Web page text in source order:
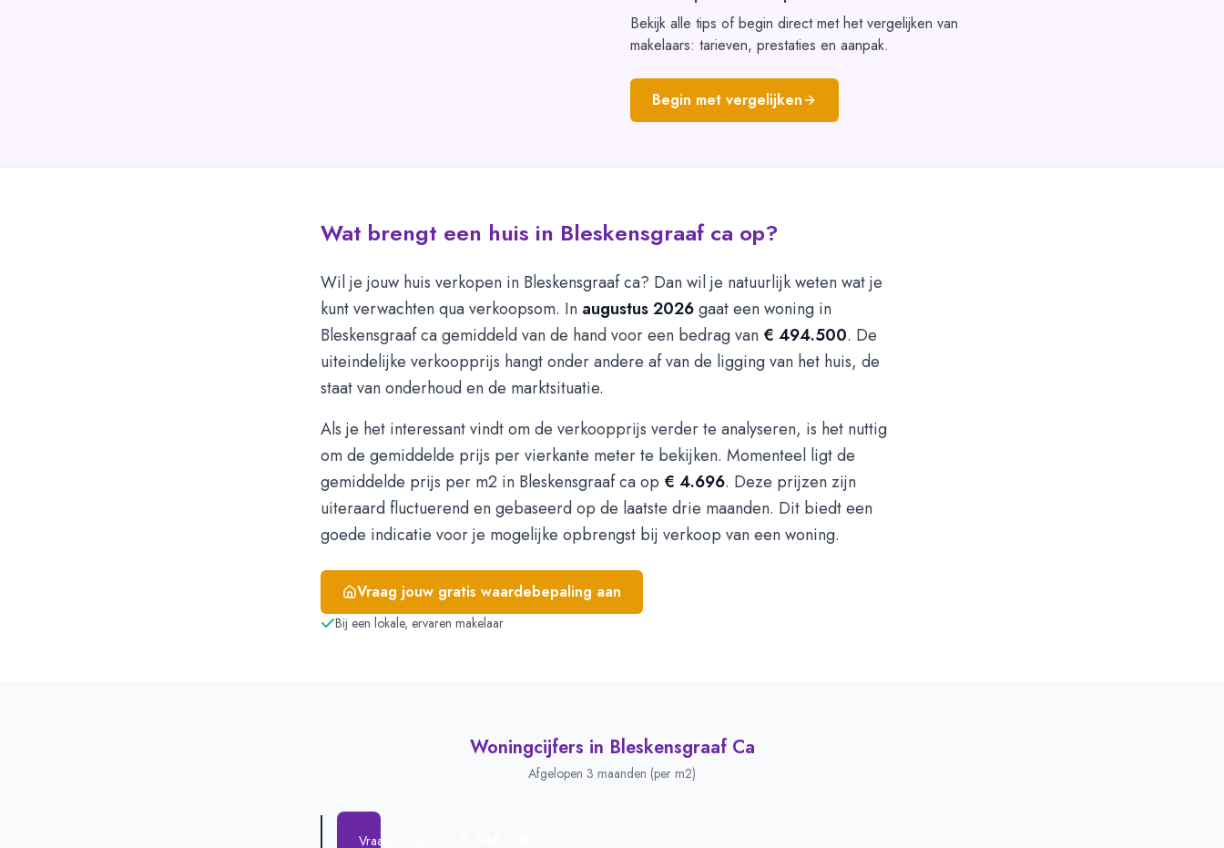
Bekijk alle tips of begin direct met het vergelijken van
makelaars: tarieven, prestaties en aanpak.
Begin met vergelijken
Wat brengt een huis in Bleskensgraaf ca op?
Wil je jouw huis verkopen in Bleskensgraaf ca? Dan wil je natuurlijk weten wat je
kunt verwachten qua verkoopsom. In augustus 2026gaat een woning in
Bleskensgraaf ca gemiddeld van de hand voor een bedrag van € 494.500. De
uiteindelijke verkoopprijs hangt onder andere af van de ligging van het huis, de
staat van onderhoud en de marktsituatie.
Als je het interessant vindt om de verkoopprijs verder te analyseren, is het nuttig
om de gemiddelde prijs per vierkante meter te bekijken. Momenteel ligt de
gemiddelde prijs per m2 in Bleskensgraaf ca op € 4.696. Deze prijzen zijn
uiteraard fluctuerend en gebaseerd op de laatste drie maanden. Dit biedt een
goede indicatie voor je mogelijke opbrengst bij verkoop van een woning.
Vraag jouw gratis waardebepaling aan
Bij een lokale, ervaren makelaar
Woningcijfers in Bleskensgraaf Ca
Afgelopen 3 maanden (per m2)
Vraagprijs per m2